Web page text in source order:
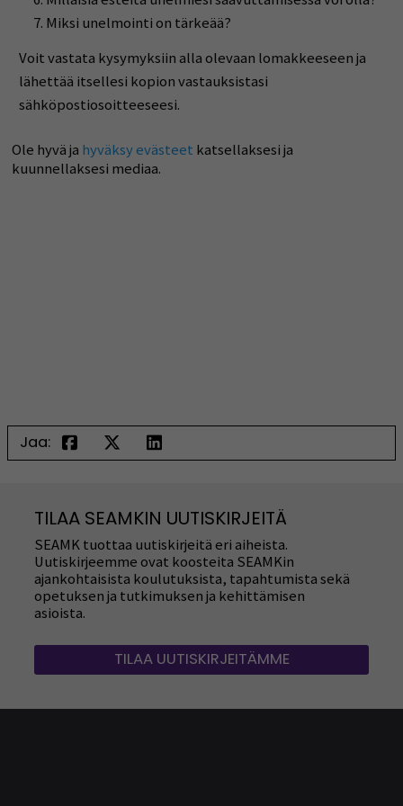
Miksi unelmointi on tärkeää?
Voit vastata kysymyksiin alla olevaan lomakkeeseen ja
lähettää itsellesi kopion vastauksistasi
sähköpostiosoitteeseesi.
Ole hyvä ja hyväksy evästeet katsellaksesi ja
kuunnellaksesi mediaa.
Jaa:
TILAA SEAMKIN UUTISKIRJEITÄ
SEAMK tuottaa uutiskirjeitä eri aiheista.
Uutiskirjeemme ovat koosteita SEAMKin
ajankohtaisista koulutuksista, tapahtumista sekä
opetuksen ja tutkimuksen ja kehittämisen
asioista.
TILAA UUTISKIRJEITÄMME